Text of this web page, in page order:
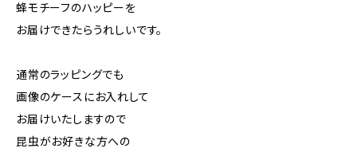
蜂モチーフのハッピーを
お届けできたらうれしいです。
通常のラッピングでも
画像のケースにお入れして
お届けいたしますので
昆虫がお好きな方への